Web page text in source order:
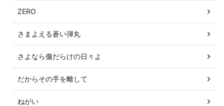
ZERO
さまよえる蒼い弾丸
さよなら傷だらけの日々よ
だからその手を離して
ねがい